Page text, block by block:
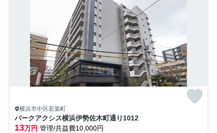
横浜市中区若葉町
パークアクシス横浜伊勢佐木町通り 1012
13万円 管理/共益費10,000円